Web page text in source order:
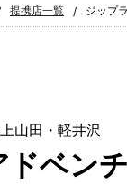
提携店一覧 ジップ
山田・軽井沢
ベン